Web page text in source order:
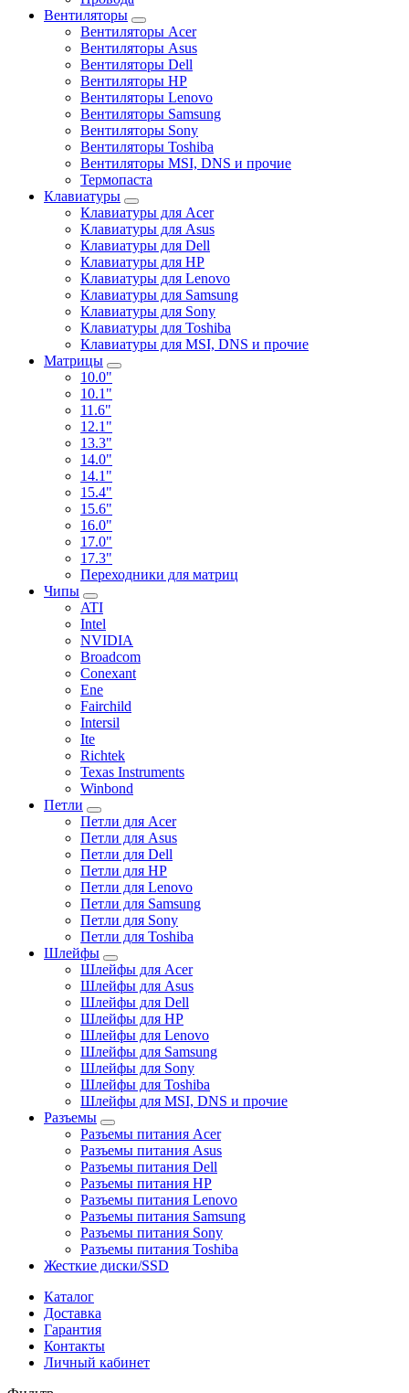
Вентиляторы
Вентиляторы Acer
Вентиляторы Asus
Вентиляторы Dell
Вентиляторы HP
Вентиляторы Lenovo
Вентиляторы Samsung
Вентиляторы Sony
Вентиляторы Toshiba
Вентиляторы MSI, DNS и прочие
Термопаста
Клавиатуры
Клавиатуры для Acer
Клавиатуры для Asus
Клавиатуры для Dell
Клавиатуры для HP
Клавиатуры для Lenovo
Клавиатуры для Samsung
Клавиатуры для Sony
Клавиатуры для Toshiba
Клавиатуры для MSI, DNS и прочие
Матрицы
10.0"
10.1"
11.6"
12.1"
13.3"
14.0"
14.1"
15.4"
15.6"
16.0"
17.0"
17.3"
Переходники для матриц
Чипы
ATI
Intel
NVIDIA
Broadcom
Conexant
Ene
Fairchild
Intersil
Ite
Richtek
Texas Instruments
Winbond
Петли
Петли для Acer
Петли для Asus
Петли для Dell
Петли для HP
Петли для Lenovo
Петли для Samsung
Петли для Sony
Петли для Toshiba
Шлейфы
Шлейфы для Acer
Шлейфы для Asus
Шлейфы для Dell
Шлейфы для HP
Шлейфы для Lenovo
Шлейфы для Samsung
Шлейфы для Sony
Шлейфы для Toshiba
Шлейфы для MSI, DNS и прочие
Разъемы
Разъемы питания Acer
Разъемы питания Asus
Разъемы питания Dell
Разъемы питания HP
Разъемы питания Lenovo
Разъемы питания Samsung
Разъемы питания Sony
Разъемы питания Toshiba
Жесткие диски/SSD
Каталог
Доставка
Гарантия
Контакты
Личный кабинет